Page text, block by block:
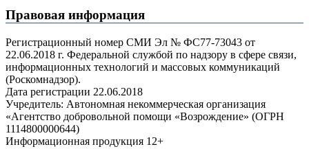
Правовая информация
Регистрационный номер СМИ Эл № ФС77-73043 от
22.06.2018 г. Федеральной службой по надзору в сфере связи,
информационных технологий и массовых коммуникаций
(Роскомнадзор).
Дата регистрации 22.06.2018
Учредитель: Автономная некоммерческая организация
«Агентство добровольной помощи «Возрождение» (ОГРН
1114800000644)
Информационная продукция 12+